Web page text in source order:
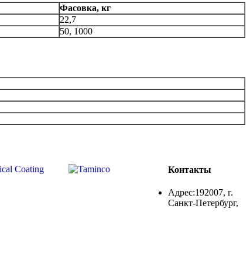
Фасовка, кг
22,7
50, 1000
Контакты
Адрес:192007, г.
Санкт-Петербург,